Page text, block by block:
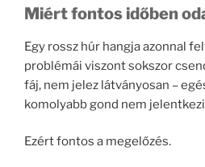
Miért fontos időben
Egy rossz húr hangja azonnal
problémái viszont sokszor
fáj, nem jelez látványosan –
komolyabb gond nem
Ezért fontos a megelőzés.